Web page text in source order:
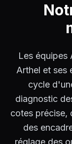
Les équipes
Arthel et ses
cycle
diagnostic
cotes précise,
des
réglage des